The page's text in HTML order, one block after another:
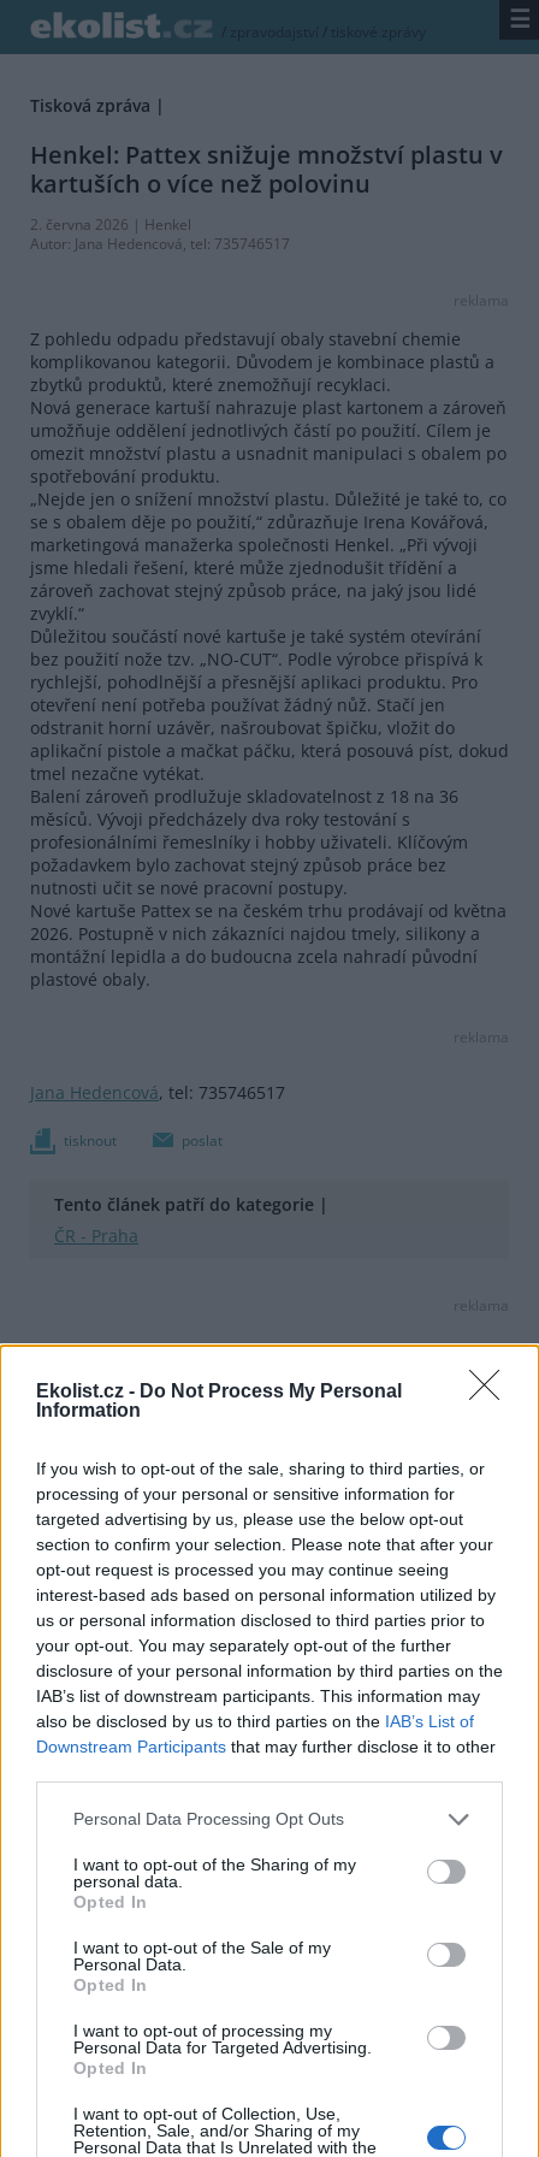
Ekolist.cz - Do Not Process My Personal
Information
If you wish to opt-out of the sale, sharing to third parties, or
processing of your personal or sensitive information for
targeted advertising by us, please use the below opt-out
section to confirm your selection. Please note that after your
opt-out request is processed you may continue seeing
interest-based ads based on personal information utilized by
us or personal information disclosed to third parties prior to
your opt-out. You may separately opt-out of the further
disclosure of your personal information by third parties on the
IAB’s list of downstream participants. This information may
also be disclosed by us to third parties on the IAB’s List of
Downstream Participants that may further disclose it to other
Personal Data Processing Opt Outs
I want to opt-out of the Sharing of my
personal data.
Opted In
I want to opt-out of the Sale of my
Personal Data.
Opted In
I want to opt-out of processing my
Personal Data for Targeted Advertising.
Opted In
I want to opt-out of Collection, Use,
Retention, Sale, and/or Sharing of my
Personal Data that Is Unrelated with the
/ zpravodajství / tiskové zprávy ☰
Tisková zpráva |
Henkel: Pattex snižuje množství plastu v
kartuších o více než polovinu
2. června 2026 | Henkel
Autor: Jana Hedencová, tel: 735746517
reklama
Z pohledu odpadu představují obaly stavební chemie
komplikovanou kategorii. Důvodem je kombinace plastů a
zbytků produktů, které znemožňují recyklaci.
Nová generace kartuší nahrazuje plast kartonem a zároveň
umožňuje oddělení jednotlivých částí po použití. Cílem je
omezit množství plastu a usnadnit manipulaci s obalem po
spotřebování produktu.
„Nejde jen o snížení množství plastu. Důležité je také to, co
se s obalem děje po použití,“ zdůrazňuje Irena Kovářová,
marketingová manažerka společnosti Henkel. „Při vývoji
jsme hledali řešení, které může zjednodušit třídění a
zároveň zachovat stejný způsob práce, na jaký jsou lidé
zvyklí.“
Důležitou součástí nové kartuše je také systém otevírání
bez použití nože tzv. „NO-CUT“. Podle výrobce přispívá k
rychlejší, pohodlnější a přesnější aplikaci produktu. Pro
otevření není potřeba používat žádný nůž. Stačí jen
odstranit horní uzávěr, našroubovat špičku, vložit do
aplikační pistole a mačkat páčku, která posouvá píst, dokud
tmel nezačne vytékat.
Balení zároveň prodlužuje skladovatelnost z 18 na 36
měsíců. Vývoji předcházely dva roky testování s
profesionálními řemeslníky i hobby uživateli. Klíčovým
požadavkem bylo zachovat stejný způsob práce bez
nutnosti učit se nové pracovní postupy.
Nové kartuše Pattex se na českém trhu prodávají od května
2026. Postupně v nich zákazníci najdou tmely, silikony a
montážní lepidla a do budoucna zcela nahradí původní
plastové obaly.
reklama
Jana Hedencová, tel: 735746517
tisknout poslat
Tento článek patří do kategorie |
ČR - Praha
reklama
Redakce Ekolistu vítá čtenářské názory, komentáře a postřehy. Tím,
vyhrazuje právo smazat diskusní příspěvěk
DO DISKUZE SE MŮŽETE ZAPOJIT PO PŘIHLÁŠENÍ
Uživatelský e-mail
Heslo
Zapomněli jste heslo?Změňte si je.
7. srpna 2026 |OIŽP- Občanská iniciativa pro ochranu životního
prostředí
OIŽP- Občanská iniciativa pro ochranu životního prostředí :
Klimatická krize odhaluje zásadní slabinu jaderné energetiky
7. srpna 2026 |Česká společnost pro ochranu netopýrů
Česká společnost pro ochranu netopýrů: „Pomoc, máme v domě
telefonáty. Sama potřebuje finanční podporu.
6. srpna 2026 |Regionální muzeum Mělník, příspěvková organizace
Regionální muzeum Mělník, příspěvková organizace: Výstava 50